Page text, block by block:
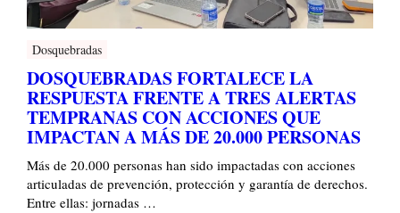
Dosquebradas
DOSQUEBRADAS FORTALECE LA
RESPUESTA FRENTE A TRES ALERTAS
TEMPRANAS CON ACCIONES QUE
IMPACTAN A MÁS DE 20.000 PERSONAS
Más de 20.000 personas han sido impactadas con acciones
articuladas de prevención, protección y garantía de derechos.
Entre ellas: jornadas …